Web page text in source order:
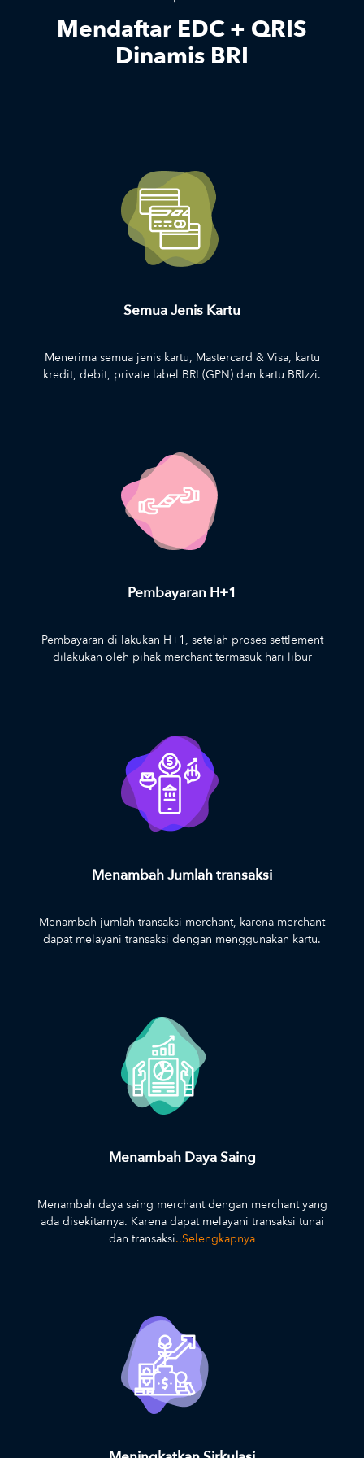
Mendaftar EDC + QRIS
Dinamis BRI
Semua Jenis Kartu
Menerima semua jenis kartu, Mastercard & Visa, kartu
kredit, debit, private label BRI (GPN) dan kartu BRIzzi.
Pembayaran H+1
Pembayaran di lakukan H+1, setelah proses settlement
dilakukan oleh pihak merchant termasuk hari libur
Menambah Jumlah transaksi
Menambah jumlah transaksi merchant, karena merchant
dapat melayani transaksi dengan menggunakan kartu.
Menambah Daya Saing
Menambah daya saing merchant dengan merchant yang
ada disekitarnya. Karena dapat melayani transaksi tunai
dan transaksi..Selengkapnya